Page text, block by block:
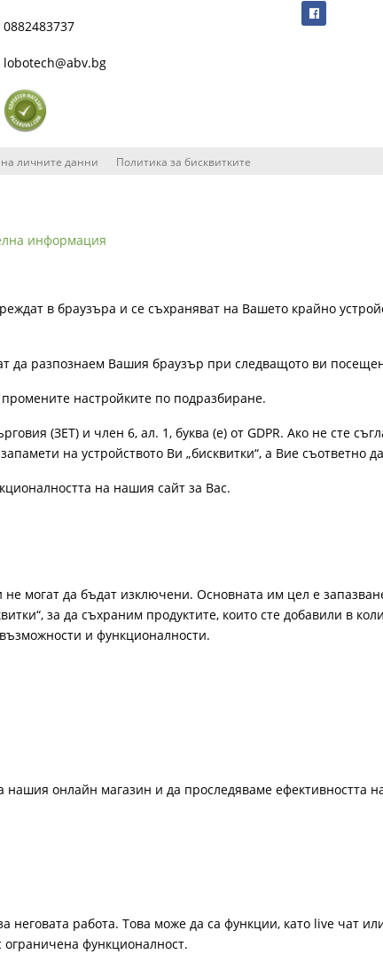
0882483737
lobotech@abv.bg
личните данни Политика за бисквитките
информация
в браузъра и се съхраняват на Вашето крайно
да разпознаем Вашия браузър при следващото ви
настройките по подразбиране.
(ЗЕТ) и член 6, ал. 1, буква (е) от GDPR. Ако не сте
на устройството Ви „бисквитки“, а Вие съответно
на нашия сайт за Вас.
могат да бъдат изключени. Основната им цел е
за да съхраним продуктите, които сте добавили в
и функционалности.
онлайн магазин и да проследяваме ефективността
неговата работа. Това може да са функции, като live чат
ограничена функционалност.